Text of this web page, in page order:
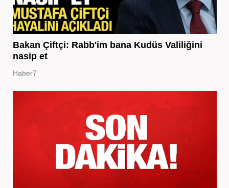
Bakan Çiftçi: Rabb'im bana Kudüs Valiliğini
nasip et
Haber7